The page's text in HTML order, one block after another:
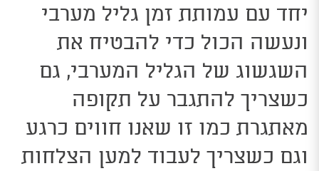
יחד עם עמותת זמן גליל מערבי
ונעשה הכול כדי להבטיח את
השגשוג של הגליל המערבי, גם
כשצריך להתגבר על תקופה
מאתגרת כמו זו שאנו חווים כרגע
וגם כשצריך לעבוד למען הצלחות